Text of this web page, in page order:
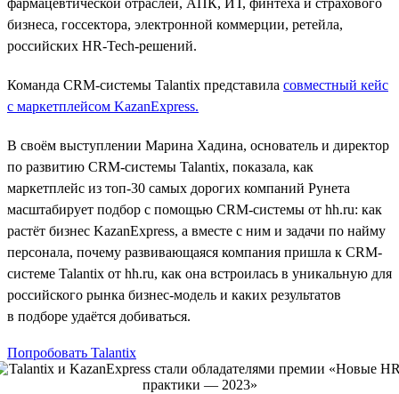
бизнеса, госсектора, электронной коммерции, ретейла,
российских HR-Tech-решений.
Команда CRM-системы Talantix представила совместный кейс
с маркетплейсом KazanExpress.
В своём выступлении Марина Хадина, основатель и директор
по развитию CRM-системы Talantix, показала, как
маркетплейс из топ-30 самых дорогих компаний Рунета
масштабирует подбор c помощью CRM-системы от hh.ru: как
растёт бизнес KazanExpress, а вместе с ним и задачи по найму
персонала, почему развивающаяся компания пришла к CRM-
системе Talantix от hh.ru, как она встроилась в уникальную для
российского рынка бизнес-модель и каких результатов
в подборе удаётся добиваться.
Попробовать Talantix